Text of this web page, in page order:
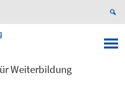
Weiterbildung